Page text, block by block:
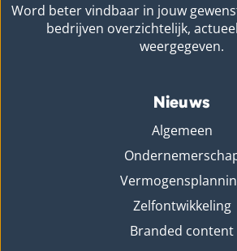
Word beter vindbaar in jouw
bedrijven overzichtelijk,
weergegeven.
Nieuws
Algemeen
Zelfontwikkeling
Branded content